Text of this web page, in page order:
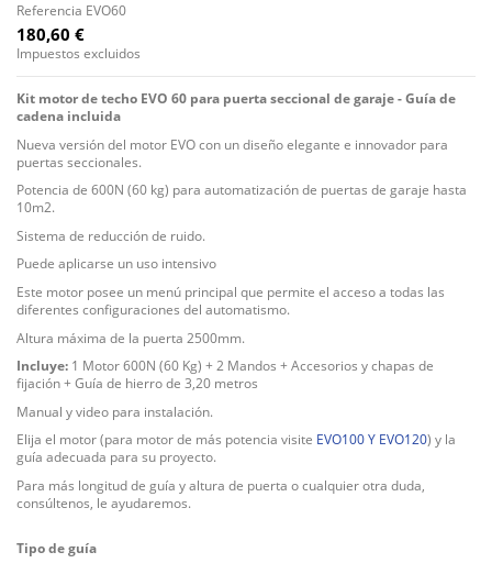
Referencia EVO60
180,60 €
Impuestos excluidos
Kit motor de techo EVO 60 para puerta seccional de garaje - Guía de
cadena incluida
Nueva versión del motor EVO con un diseño elegante e innovador para
puertas seccionales.
Potencia de 600N (60 kg) para automatización de puertas de garaje hasta
10m2.
Sistema de reducción de ruido.
Puede aplicarse un uso intensivo
Este motor posee un menú principal que permite el acceso a todas las
diferentes configuraciones del automatismo.
Altura máxima de la puerta 2500mm.
Incluye: 1 Motor 600N (60 Kg) + 2 Mandos + Accesorios y chapas de
fijación + Guía de hierro de 3,20 metros
Manual y video para instalación.
Elija el motor (para motor de más potencia visite EVO100Y EVO120) y la
guía adecuada para su proyecto.
Para más longitud de guía y altura de puerta o cualquier otra duda,
consúltenos, le ayudaremos.
Tipo de guía